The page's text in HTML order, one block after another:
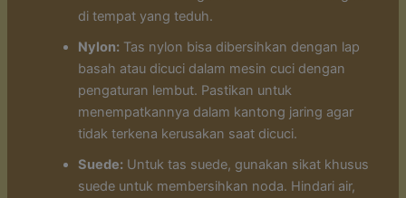
di tempat yang teduh.
Nylon: Tas nylon bisa dibersihkan dengan lap
basah atau dicuci dalam mesin cuci dengan
pengaturan lembut. Pastikan untuk
menempatkannya dalam kantong jaring agar
tidak terkena kerusakan saat dicuci.
Suede: Untuk tas suede, gunakan sikat khusus
suede untuk membersihkan noda. Hindari air,